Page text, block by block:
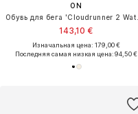
ON
143,10 €
Изначальная цена: 179,00 €
Последняя самая низкая цена:94,50 €